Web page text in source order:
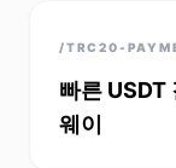
/TRC20-
빠른 USDT
웨이